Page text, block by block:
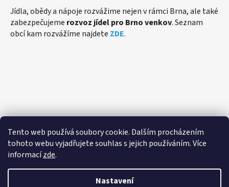
Tento web používá soubory cookie. Dalším procházením
tohoto webu vyjadřujete souhlas s jejich používáním. Více
informacízde.
Nastavení
Jídla, obědy a nápoje rozvážime nejen v rámci Brna, ale také
zabezpečujeme rozvoz jídel pro Brno venkov. Seznam
obcí kam rozvážíme najdete ZDE.
Přijímáme online platby